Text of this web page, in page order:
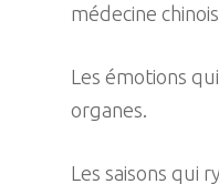
médecine
Les émotions
organes.
Les saisons qui